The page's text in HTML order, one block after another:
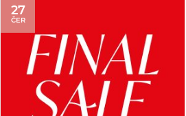
27
ČER